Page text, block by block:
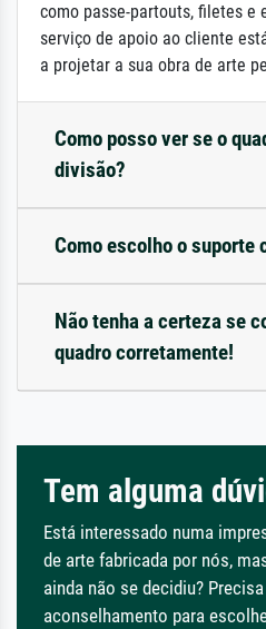
como passe-partouts, filetes e
serviço de apoio ao cliente
a projetar a sua obra de arte
Como posso ver se o
divisão?
Como escolho o suporte
Não tenha a certeza se
quadro corretamente!
Tem alguma
Está interessado numa
de arte fabricada por nós,
ainda não se decidiu?
aconselhamento para